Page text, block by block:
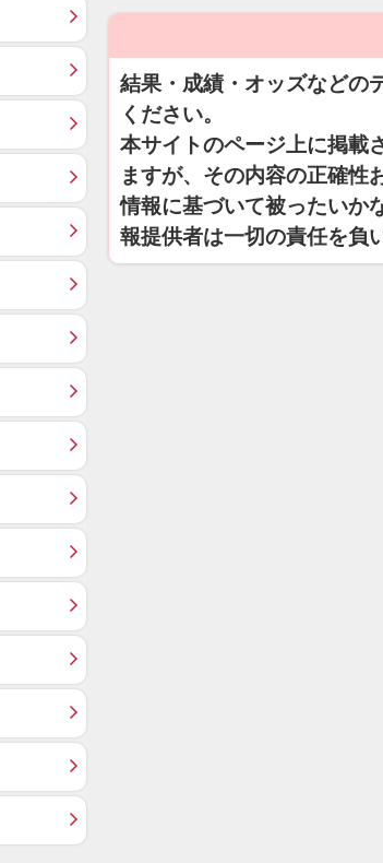
結果・成績・オッズなどの
ください。
本サイトのページ上に掲載
ますが、その内容の正確性
情報に基づいて被ったいか
報提供者は一切の責任を負